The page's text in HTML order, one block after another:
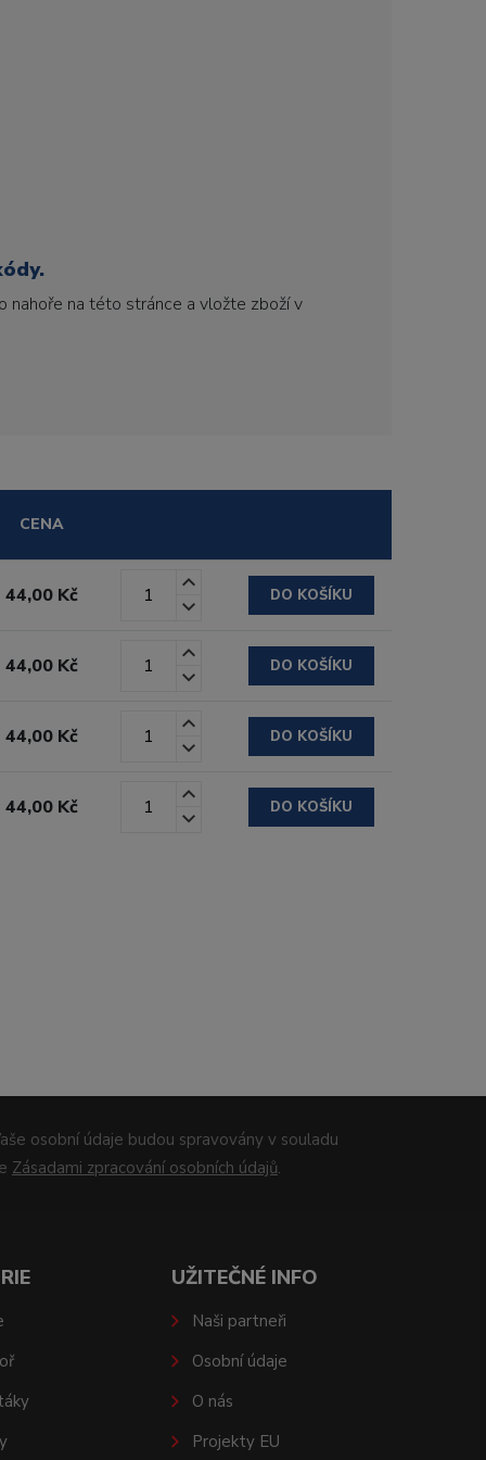
nahoře na této stránce a vložte zboží v
CENA
44,00 Kč DO KOŠÍKU
44,00 Kč DO KOŠÍKU
44,00 Kč DO KOŠÍKU
44,00 Kč DO KOŠÍKU
osobní údaje budou spravovány v souladu
Zásadami zpracování osobních údajů.
UŽITEČNÉ INFO
Naši partneři
Osobní údaje
O nás
Projekty EU